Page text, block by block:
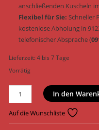
anschließenden Kuscheln
Flexibel für Sie: Schneller
kostenlose Abholung in
telefonischer Absprache (
Lieferzeit:4 bis 7 Tage
Vorrätig
Trixie
Hundespielzeug
Schmetterling
Plüsch
In den
Auf die Wunschliste